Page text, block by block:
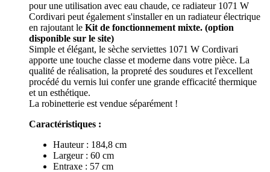
pour une utilisation avec eau chaude, ce radiateur 1071 W
Cordivari peut également s'installer en un radiateur électrique
en rajoutant le Kit de fonctionnement mixte. (option
disponible sur le site)
Simple et élégant, le sèche serviettes 1071 W Cordivari
apporte une touche classe et moderne dans votre pièce. La
qualité de réalisation, la propreté des soudures et l'excellent
procédé du vernis lui confer une grande efficacité thermique
et un esthétique.
La robinetterie est vendue séparément !
Caractéristiques :
Hauteur : 184,8 cm
Largeur : 60 cm
Entraxe : 57 cm